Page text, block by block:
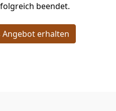
beendet.
Angebot erhalten